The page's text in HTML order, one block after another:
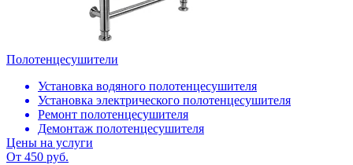
Полотенцесушители
Установка водяного полотенцесушителя
Установка электрического полотенцесушителя
Ремонт полотенцесушителя
Демонтаж полотенцесушителя
Цены на услуги
От 450 руб.